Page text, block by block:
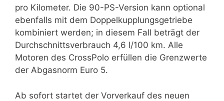
pro Kilometer. Die 90-PS-Version kann optional
ebenfalls mit dem Doppelkupplungsgetriebe
kombiniert werden; in diesem Fall beträgt der
Durchschnittsverbrauch 4,6 l/100 km. Alle
Motoren des CrossPolo erfüllen die Grenzwerte
der Abgasnorm Euro 5.
Ab sofort startet der Vorverkauf des neuen